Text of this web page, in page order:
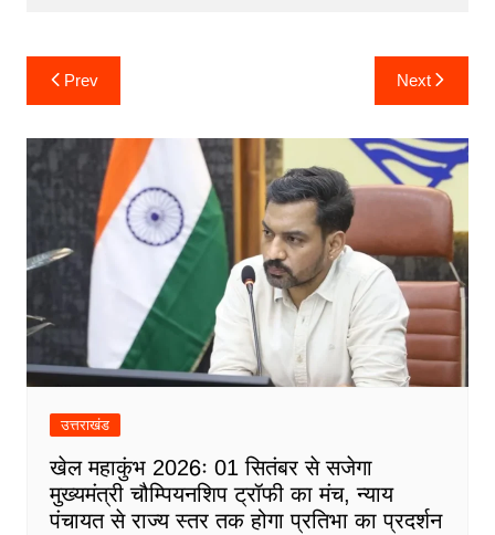
Post
navigation
Prev Next
उत्तराखंड
खेल महाकुंभ 2026ः 01 सितंबर से सजेगा
मुख्यमंत्री चौम्पियनशिप ट्रॉफी का मंच, न्याय
पंचायत से राज्य स्तर तक होगा प्रतिभा का प्रदर्शन